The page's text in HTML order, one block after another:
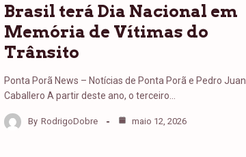
Brasil terá Dia Nacional em
Memória de Vítimas do
Trânsito
Ponta Porã News – Notícias de Ponta Porã e Pedro Juan
Caballero A partir deste ano, o terceiro…
By RodrigoDobre maio 12, 2026